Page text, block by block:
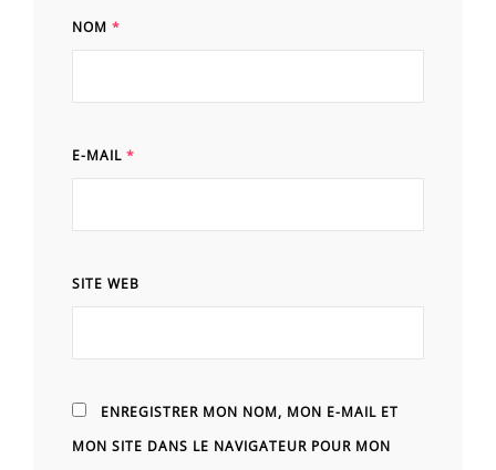
NOM *
E-MAIL *
SITE WEB
ENREGISTRER MON NOM, MON E-MAIL ET
MON SITE DANS LE NAVIGATEUR POUR MON